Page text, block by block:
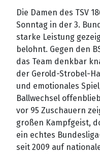
Die Damen des TSV
Sonntag in der 3.
starke Leistung
belohnt. Gegen den
das Team denkbar
der Gerold-Strobel-
und emotionales
Ballwechsel
vor 95 Zuschauern
großen Kampfgeist,
ein echtes
seit 2009 auf